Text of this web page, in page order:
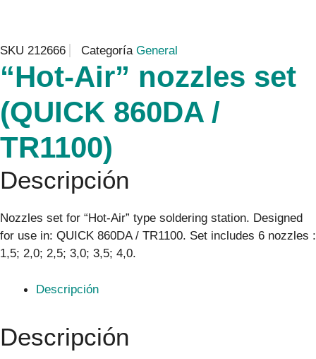
SKU 212666 Categoría General
“Hot-Air” nozzles set
(QUICK 860DA /
TR1100)
Descripción
Nozzles set for “Hot-Air” type soldering station. Designed
for use in: QUICK 860DA / TR1100. Set includes 6 nozzles :
1,5; 2,0; 2,5; 3,0; 3,5; 4,0.
Descripción
Descripción